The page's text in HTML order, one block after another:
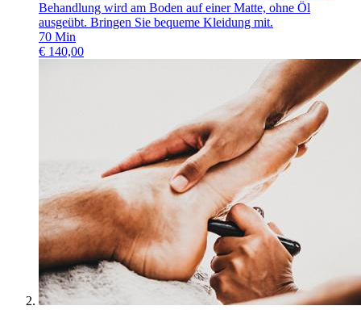
Behandlung wird am Boden auf einer Matte, ohne Öl
ausgeübt. Bringen Sie bequeme Kleidung mit.
70 Min
€ 140,00